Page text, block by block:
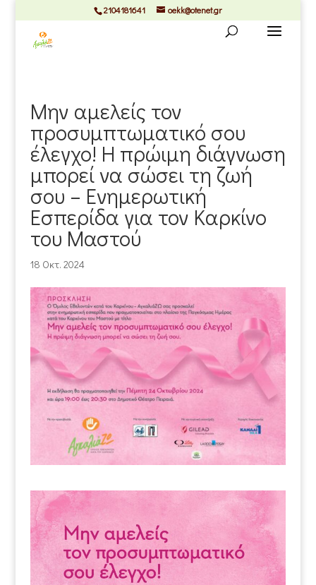
2104181641 oekk@otenet.gr
Μην αμελείς τον
προσυμπτωματικό σου
έλεγχο! Η πρώιμη διάγνωση
μπορεί να σώσει τη ζωή
σου – Ενημερωτική
Εσπερίδα για τον Καρκίνο
του Μαστού
18 Οκτ. 2024